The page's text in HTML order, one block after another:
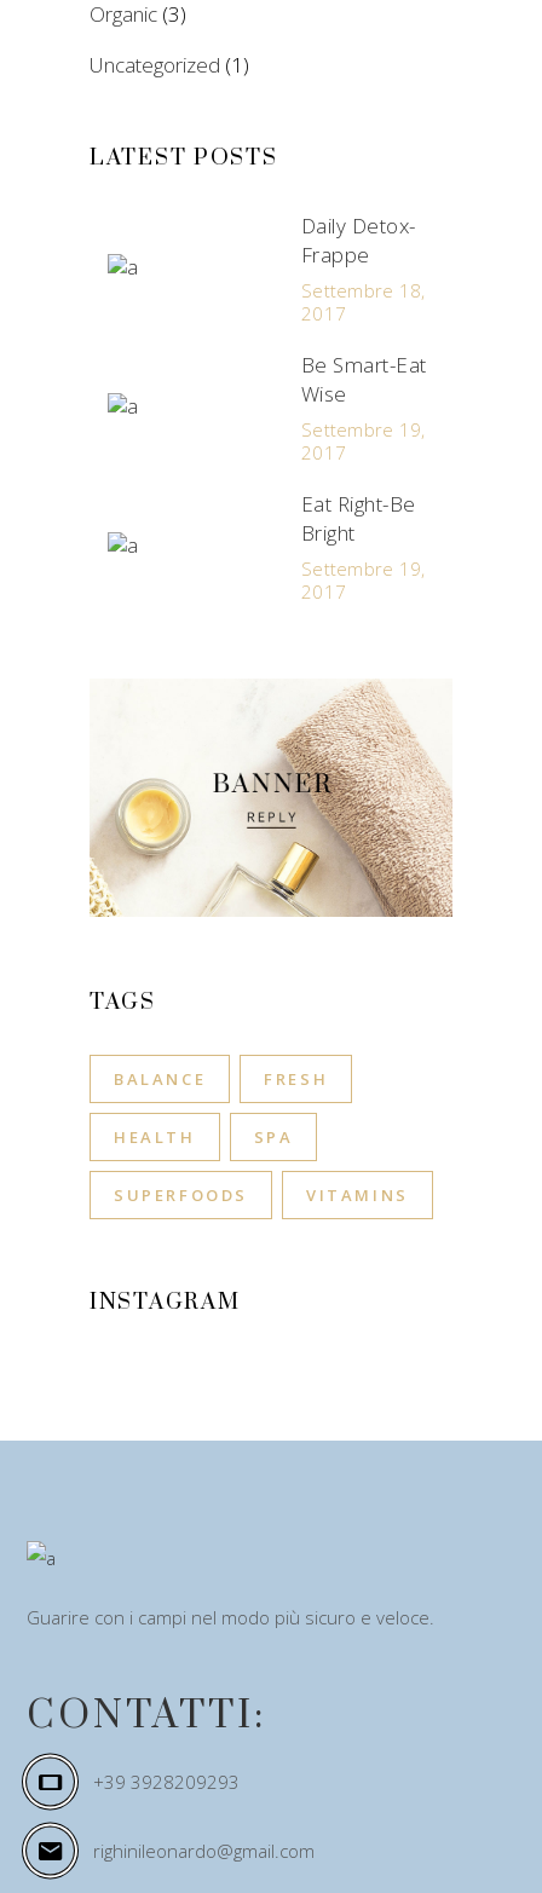
Organic (3)
Uncategorized (1)
LATEST POSTS
Daily Detox-
Frappe
Settembre 18,
2017
Be Smart-Eat
Wise
Settembre 19,
2017
Eat Right-Be
Bright
Settembre 19,
2017
TAGS
BALANCE FRESH
HEALTH SPA
SUPERFOODS VITAMINS
INSTAGRAM
Guarire con i campi nel modo più sicuro e veloce.
CONTATTI:
+39 3928209293
righinileonardo@gmail.com